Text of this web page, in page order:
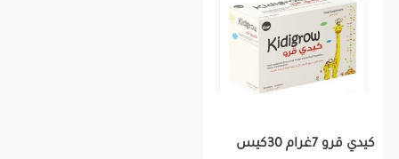
كيدي قرو 7غرام 30كيس